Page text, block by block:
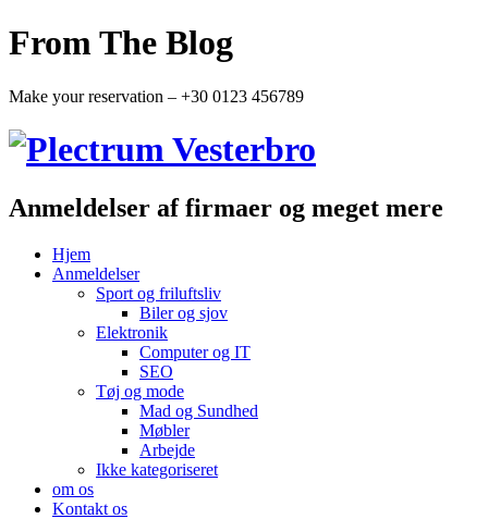
From The Blog
Make your reservation – +30 0123 456789
Anmeldelser af firmaer og meget mere
Hjem
Anmeldelser
Sport og friluftsliv
Biler og sjov
Elektronik
Computer og IT
SEO
Tøj og mode
Mad og Sundhed
Møbler
Arbejde
Ikke kategoriseret
om os
Kontakt os